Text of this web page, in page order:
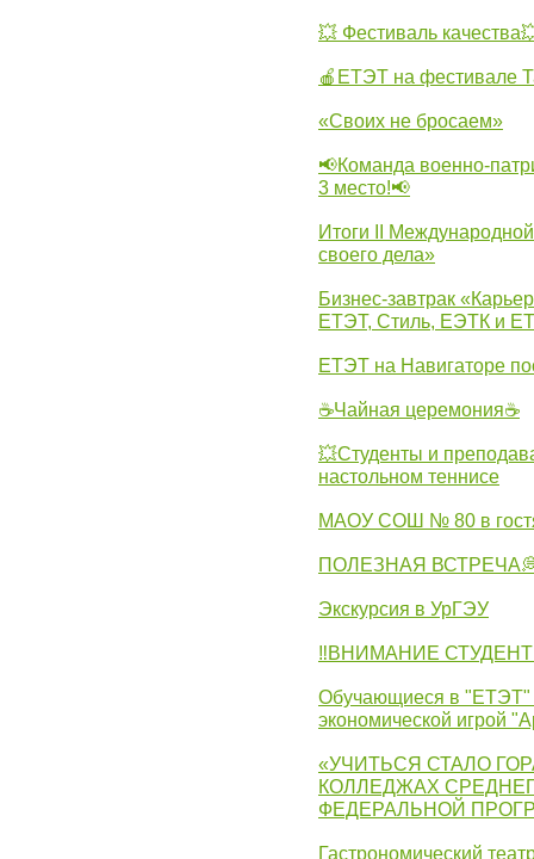
💥 Фестиваль
🍎ЕТЭТ на фестивале
«Своих не бросаем»
📢Команда военно-
3 место!📢
Итоги II
своего дела»
Бизнес-завтрак
ЕТЭТ, Стиль, ЕЭТК и
ЕТЭТ на Навигаторе
☕Чайная церемония☕
💥Студенты и
настольном теннисе
МАОУ СОШ № 80 в
ПОЛЕЗНАЯ
Экскурсия в УрГЭУ
‼ВНИМАНИЕ
Обучающиеся в "ЕТЭТ"
экономической игрой
«УЧИТЬСЯ СТАЛО
КОЛЛЕДЖАХ
ФЕДЕРАЛЬНОЙ
Гастрономический